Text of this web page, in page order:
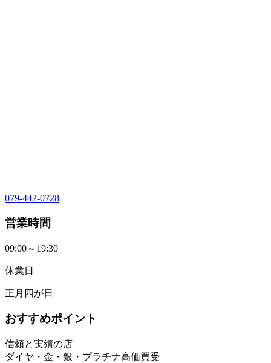
079-442-0728
営業時間
09:00～19:30
休業日
正月四が日
おすすめポイント
信頼と実績の店
ダイヤ・金・銀・プラチナ高価買受